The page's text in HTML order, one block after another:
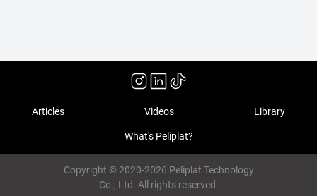
Articles Videos Library
What's Peliplat?
Copyright © 2020-2026 Peliplat Technology
Co., Ltd. All rights reserved.